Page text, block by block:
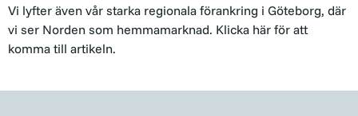
Vi lyfter även vår starka regionala förankring i Göteborg, där
vi ser Norden som hemmamarknad. Klicka här för att
komma till artikeln.